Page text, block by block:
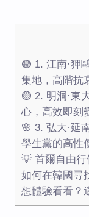
🟢 1. 江南·狎
集地，高階抗
🟡 2. 明洞·東
心，高效即刻
🌸 3. 弘大·延
學生黨的高性
💡 首爾自由
如何在韓國尋
想體驗看看？